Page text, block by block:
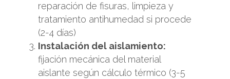
reparación de fisuras, limpieza y
tratamiento antihumedad si procede
(2-4 días)
Instalación del aislamiento:
fijación mecánica del material
aislante según cálculo térmico (3-5